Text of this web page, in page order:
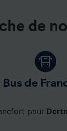
de
Bus de
pour